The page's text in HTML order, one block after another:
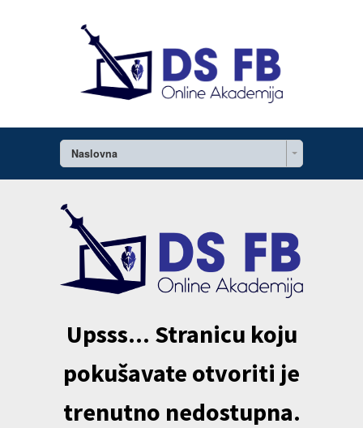
Naslovna
Upsss... Stranicu koju
pokušavate otvoriti je
trenutno nedostupna.